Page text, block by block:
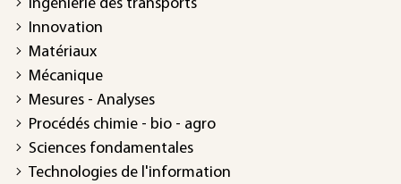
Ingénierie des transports
Innovation
Matériaux
Mécanique
Mesures - Analyses
Procédés chimie - bio - agro
Sciences fondamentales
Technologies de l'information